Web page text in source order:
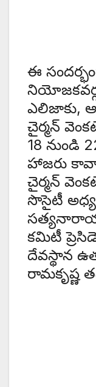
ఈ
ఎలిజాకు,
చైర్మన్
18 నుండి
హాజరు
చైర్మన్
సొసైటీ
కమిటీ
దేవస్థాన
రామకృష్ణ